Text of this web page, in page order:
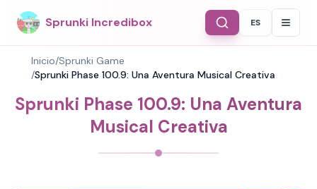
Sprunki Incredibox Select
ES
Inicio/Sprunki Game
/Sprunki Phase 100.9: Una Aventura Musical Creativa
Sprunki Phase 100.9: Una Aventura
Musical Creativa